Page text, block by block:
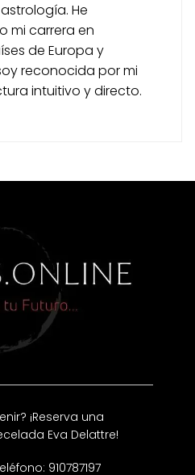
He
mi carrera en
de Europa y
reconocida por mi
intuitivo y directo.
¡Reserva una
Eva Delattre!
910787197